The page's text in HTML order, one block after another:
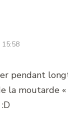
pendant
la moutarde «